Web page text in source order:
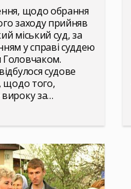
щодо обрання
заходу прийняв
міський суд, за
у справі суддею
судове
щодо того,
за…